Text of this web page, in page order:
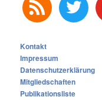
Kontakt
Impressum
Datenschutzerklärung
Mitgliedschaften
Publikationsliste